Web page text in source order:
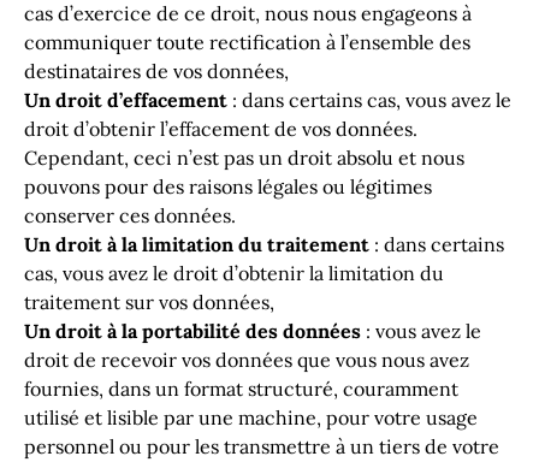
cas d’exercice de ce droit, nous nous engageons à
communiquer toute rectification à l’ensemble des
destinataires de vos données,
Un droit d’effacement : dans certains cas, vous avez le
droit d’obtenir l’effacement de vos données.
Cependant, ceci n’est pas un droit absolu et nous
pouvons pour des raisons légales ou légitimes
conserver ces données.
Un droit à la limitation du traitement : dans certains
cas, vous avez le droit d’obtenir la limitation du
traitement sur vos données,
Un droit à la portabilité des données : vous avez le
droit de recevoir vos données que vous nous avez
fournies, dans un format structuré, couramment
utilisé et lisible par une machine, pour votre usage
personnel ou pour les transmettre à un tiers de votre